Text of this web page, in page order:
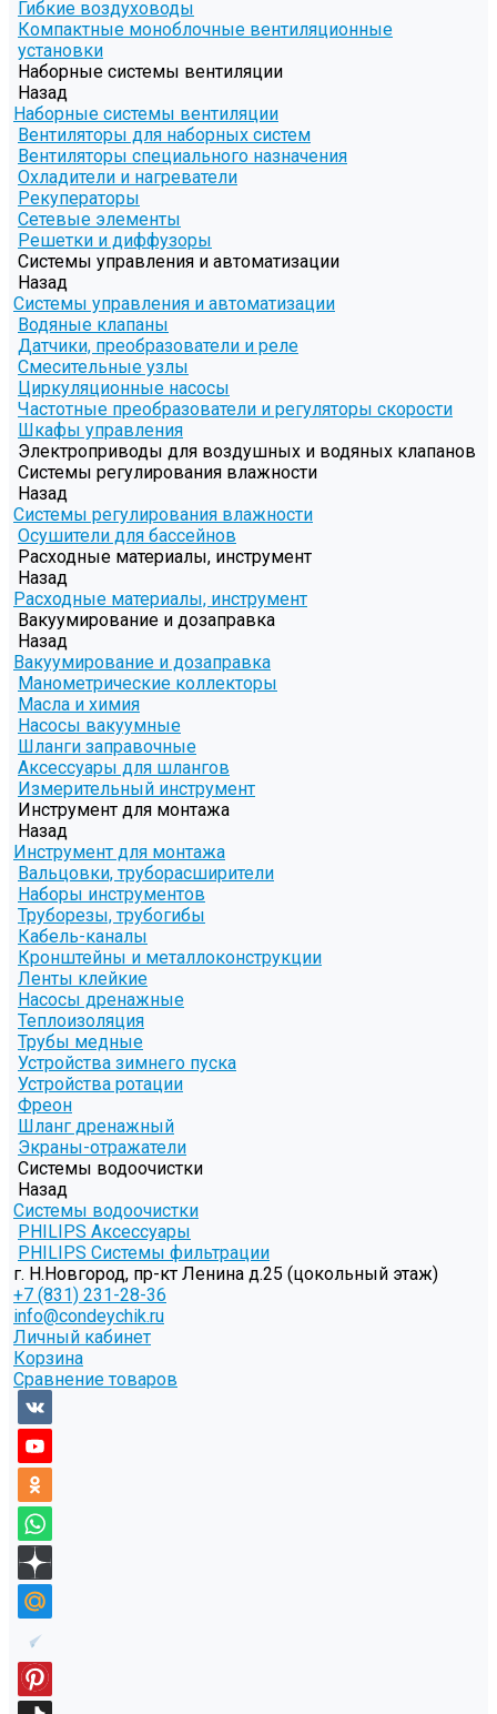
Гибкие воздуховоды
Компактные моноблочные вентиляционные
установки
Наборные системы вентиляции
Назад
Наборные системы вентиляции
Вентиляторы для наборных систем
Вентиляторы специального назначения
Охладители и нагреватели
Рекуператоры
Сетевые элементы
Решетки и диффузоры
Системы управления и автоматизации
Назад
Системы управления и автоматизации
Водяные клапаны
Датчики, преобразователи и реле
Смесительные узлы
Циркуляционные насосы
Частотные преобразователи и регуляторы скорости
Шкафы управления
Электроприводы для воздушных и водяных клапанов
Системы регулирования влажности
Назад
Системы регулирования влажности
Осушители для бассейнов
Расходные материалы, инструмент
Назад
Расходные материалы, инструмент
Вакуумирование и дозаправка
Назад
Вакуумирование и дозаправка
Манометрические коллекторы
Масла и химия
Насосы вакуумные
Шланги заправочные
Аксессуары для шлангов
Измерительный инструмент
Инструмент для монтажа
Назад
Инструмент для монтажа
Вальцовки, труборасширители
Наборы инструментов
Труборезы, трубогибы
Кабель-каналы
Кронштейны и металлоконструкции
Ленты клейкие
Насосы дренажные
Теплоизоляция
Трубы медные
Устройства зимнего пуска
Устройства ротации
Фреон
Шланг дренажный
Экраны-отражатели
Системы водоочистки
Назад
Системы водоочистки
PHILIPS Аксессуары
PHILIPS Системы фильтрации
г. Н.Новгород, пр-кт Ленина д.25 (цокольный этаж)
+7 (831) 231-28-36
info@condeychik.ru
Личный кабинет
Корзина
Сравнение товаров